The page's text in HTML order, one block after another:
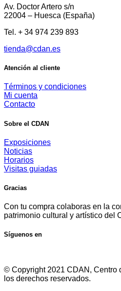
Av. Doctor Artero s/n
22004 – Huesca (España)
Tel. + 34 974 239 893
tienda@cdan.es
Atención al cliente
Términos y condiciones
Mi cuenta
Contacto
Sobre el CDAN
Exposiciones
Noticias
Horarios
Visitas guiadas
Gracias
Con tu compra colaboras en la
patrimonio cultural y artístico del
Síguenos en
© Copyright 2021 CDAN, Centro
los derechos reservados.